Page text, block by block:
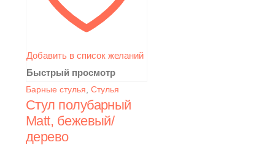
Добавить в список желаний
Быстрый просмотр
Барные стулья Стулья
Стул полубарный
Matt, бежевый/
дерево